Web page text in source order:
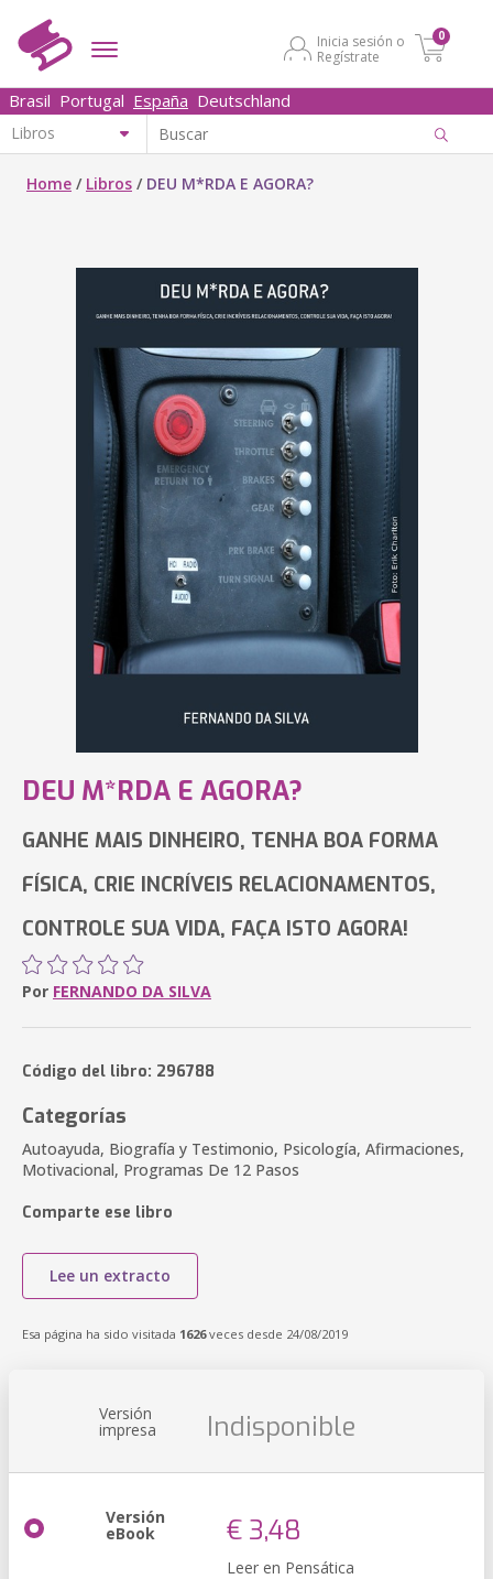
Inicia sesión o
Regístrate
0
Brasil Portugal España Deutschland
Home / Libros / DEU M*RDA E AGORA?
DEU M*RDA E AGORA?
GANHE MAIS DINHEIRO, TENHA BOA FORMA
FÍSICA, CRIE INCRÍVEIS RELACIONAMENTOS,
CONTROLE SUA VIDA, FAÇA ISTO AGORA!
Por FERNANDO DA SILVA
Código del libro: 296788
Categorías
Autoayuda, Biografía y Testimonio, Psicología, Afirmaciones,
Motivacional, Programas De 12 Pasos
Comparte ese libro
Lee un extracto
Esa página ha sido visitada 1626veces desde 24/08/2019
Versión
impresa Indisponible
Versión
eBook € 3,48
Leer en Pensática